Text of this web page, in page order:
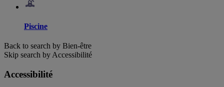
Piscine
Back to search by Bien-être
Skip search by Accessibilité
Accessibilité